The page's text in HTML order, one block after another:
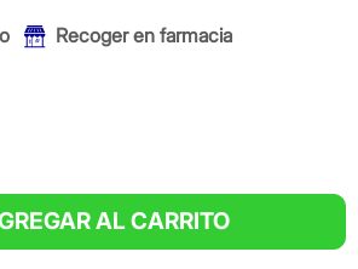
Recoger en farmacia
AL CARRITO